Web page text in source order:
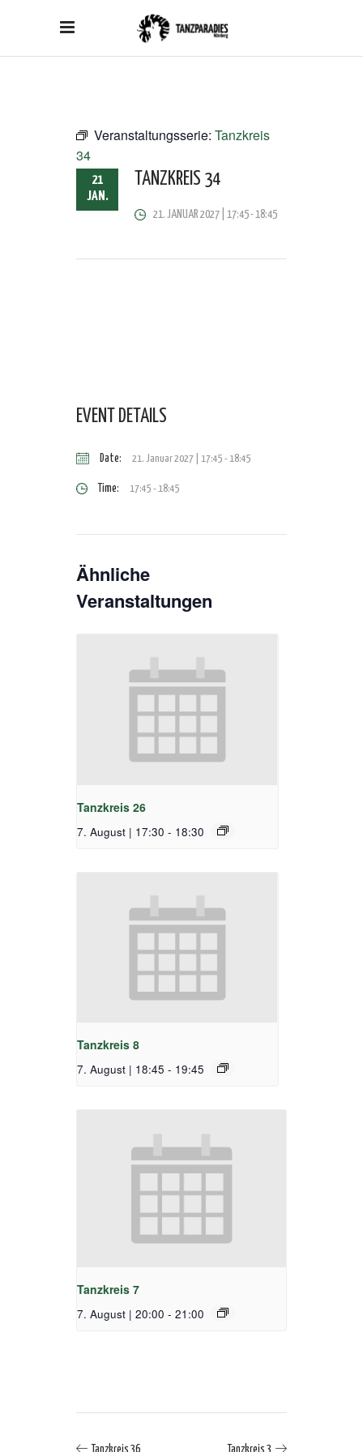
Veranstaltungsserie: Tanzkreis
34
21
JAN.
TANZKREIS 34
21. JANUAR 2027 | 17:45-18:45
EVENT DETAILS
Date: 21. Januar 2027 | 17:45 -18:45
Time: 17:45 - 18:45
Ähnliche
Veranstaltungen
Tanzkreis 26
7. August | 17:30 - 18:30
Tanzkreis 8
7. August | 18:45 - 19:45
Tanzkreis 7
7. August | 20:00 - 21:00
Tanzkreis 36 Tanzkreis 3